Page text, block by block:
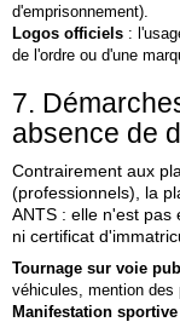
d'emprisonnement).
Logos officiels :
de l'ordre ou d'une
7.
absence de
Contrairement aux
(professionnels), la
ANTS : elle n'est pas
ni certificat
Tournage sur voie
véhicules, mention des
Manifestation sportive